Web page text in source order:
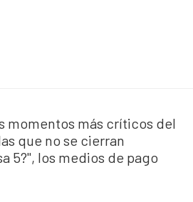
momentos más críticos del
que no se cierran
5?", los medios de pago